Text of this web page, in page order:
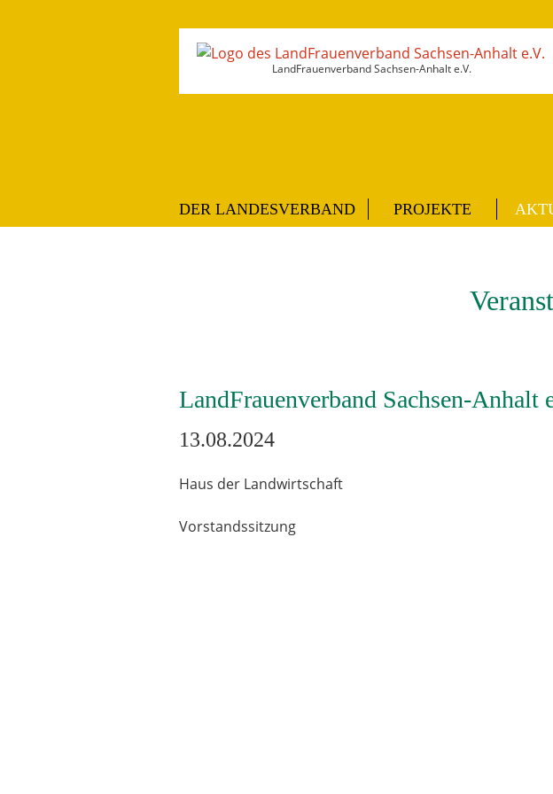
LandFrauenverband Sachsen-Anhalt e.V.
DER LANDESVERBAND PROJEKTE
LandFrauenverband Sachsen-Anhalt
13.08.2024
Haus der Landwirtschaft
Vorstandssitzung